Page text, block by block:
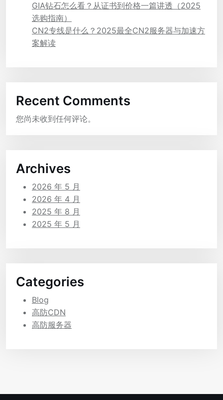
GIA钻石怎么看？从证书到价格一篇讲透（2025
选购指南）
CN2专线是什么？2025最全CN2服务器与加速方
案解读
Recent Comments
您尚未收到任何评论。
Archives
2026 年 5 月
2026 年 4 月
2025 年 8 月
2025 年 5 月
Categories
Blog
高防CDN
高防服务器